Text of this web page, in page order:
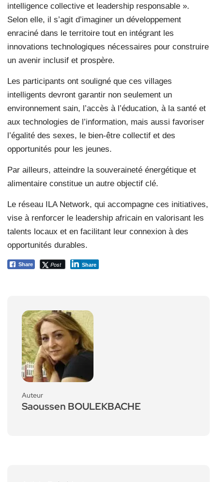
intelligence collective et leadership responsable ».
Selon elle, il s’agit d’imaginer un développement
enraciné dans le territoire tout en intégrant les
innovations technologiques nécessaires pour construire
un avenir inclusif et prospère.
Les participants ont souligné que ces villages
intelligents devront garantir non seulement un
environnement sain, l’accès à l’éducation, à la santé et
aux technologies de l’information, mais aussi favoriser
l’égalité des sexes, le bien-être collectif et des
opportunités pour les jeunes.
Par ailleurs, atteindre la souveraineté énergétique et
alimentaire constitue un autre objectif clé.
Le réseau ILA Network, qui accompagne ces initiatives,
vise à renforcer le leadership africain en valorisant les
talents locaux et en facilitant leur connexion à des
opportunités durables.
Share Post Share
Auteur
Saoussen BOULEKBACHE